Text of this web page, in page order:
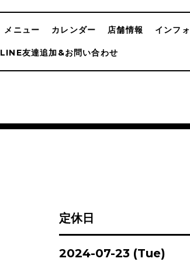
メニュー カレンダー 店舗情報 インフ
LINE友達追加&お問い合わせ
定休日
2024-07-23 (Tue)